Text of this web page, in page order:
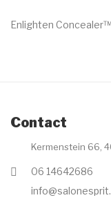
Enlighten Concealer™
Contact
Kermenstein 66,
06 14642686